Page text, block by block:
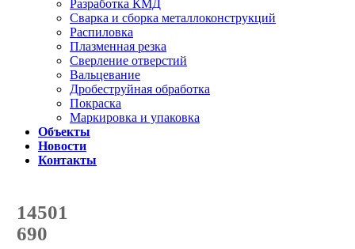
Разработка КМД
Сварка и сборка металлоконструкций
Распиловка
Плазменная резка
Сверление отверстий
Вальцевание
Дробеструйная обработка
Покраска
Маркировка и упаковка
Объекты
Новости
Контакты
14501
с начала года
690
с начала месяца